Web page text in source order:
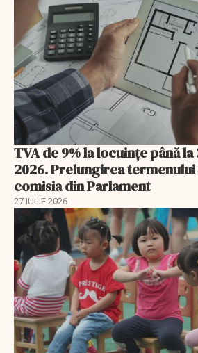
TVA de 9% la locuințe până
2026. Prelungirea
comisia din Parlament
27 IULIE 2026